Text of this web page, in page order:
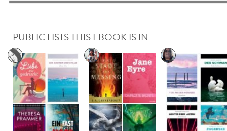
PUBLIC LISTS THIS EBOOK IS IN